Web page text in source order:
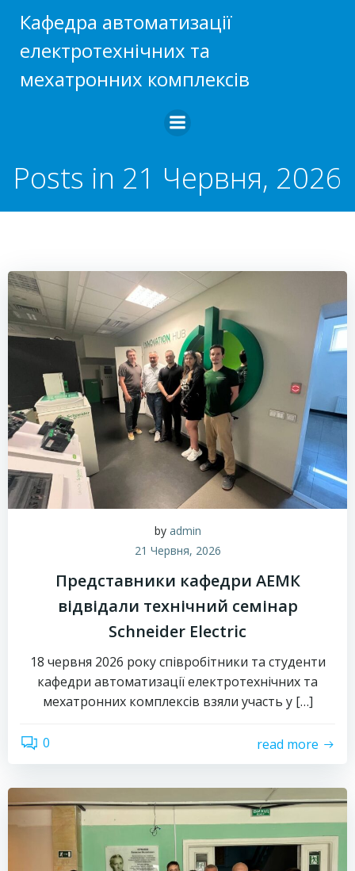
до
вмісту
Кафедра автоматизації
електротехнічних та
мехатронних комплексів
Posts in 21 Червня, 2026
by admin
21 Червня, 2026
Представники кафедри АЕМК
відвідали технічний семінар
Schneider Electric
18 червня 2026 року співробітники та студенти
кафедри автоматизації електротехнічних та
мехатронних комплексів взяли участь у […]
0 read more